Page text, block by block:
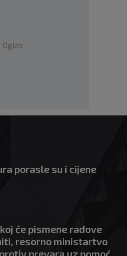
Oglas
porasle su i cijene
će pismene radove
resorno ministartvo
prevara uz pomoć